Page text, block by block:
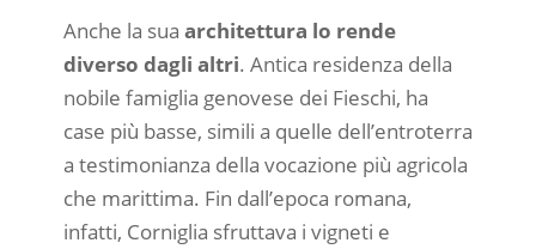
Anche la sua architettura lo rende
diverso dagli altri. Antica residenza della
nobile famiglia genovese dei Fieschi, ha
case più basse, simili a quelle dell’entroterra
a testimonianza della vocazione più agricola
che marittima. Fin dall’epoca romana,
infatti, Corniglia sfruttava i vigneti e